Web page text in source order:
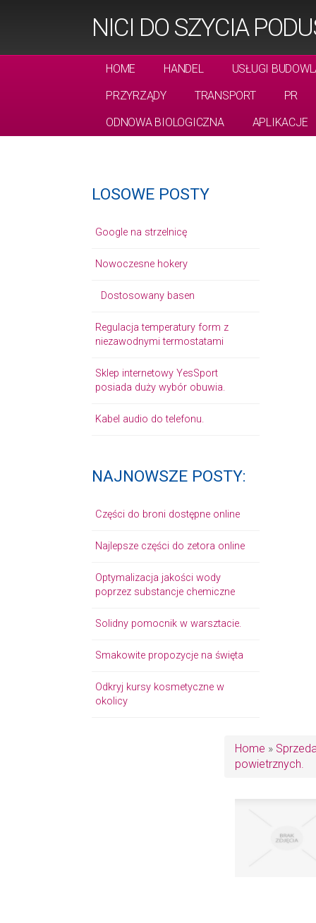
NICI DO SZYCIA
HOME HANDEL
USŁUGI
PRZYRZĄDY
TRANSPORT
PR
ODNOWA BIOLOGICZNA
APLIKACJE
LOSOWE POSTY
Google na strzelnicę
Nowoczesne hokery
Dostosowany basen
Regulacja temperatury form z
niezawodnymi termostatami
Sklep internetowy YesSport
posiada duży wybór obuwia.
Kabel audio do telefonu.
NAJNOWSZE POSTY:
Części do broni dostępne online
Najlepsze części do zetora online
Optymalizacja jakości wody
poprzez substancje chemiczne
Solidny pomocnik w warsztacie.
Smakowite propozycje na święta
Odkryj kursy kosmetyczne w
okolicy
Home »
powietrznych.